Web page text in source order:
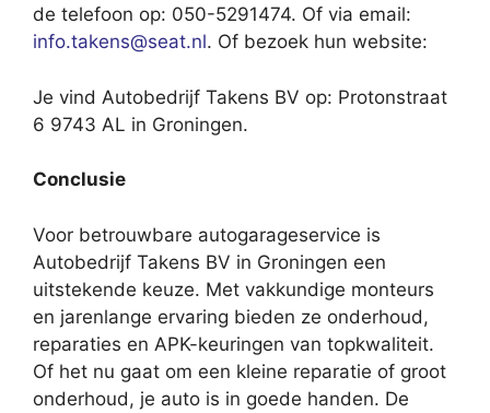
de telefoon op: 050-5291474. Of via email:
info.takens@seat.nl. Of bezoek hun website:
Je vind Autobedrijf Takens BV op: Protonstraat
6 9743 AL in Groningen.
Conclusie
Voor betrouwbare autogarageservice is
Autobedrijf Takens BV in Groningen een
uitstekende keuze. Met vakkundige monteurs
en jarenlange ervaring bieden ze onderhoud,
reparaties en APK-keuringen van topkwaliteit.
Of het nu gaat om een kleine reparatie of groot
onderhoud, je auto is in goede handen. De